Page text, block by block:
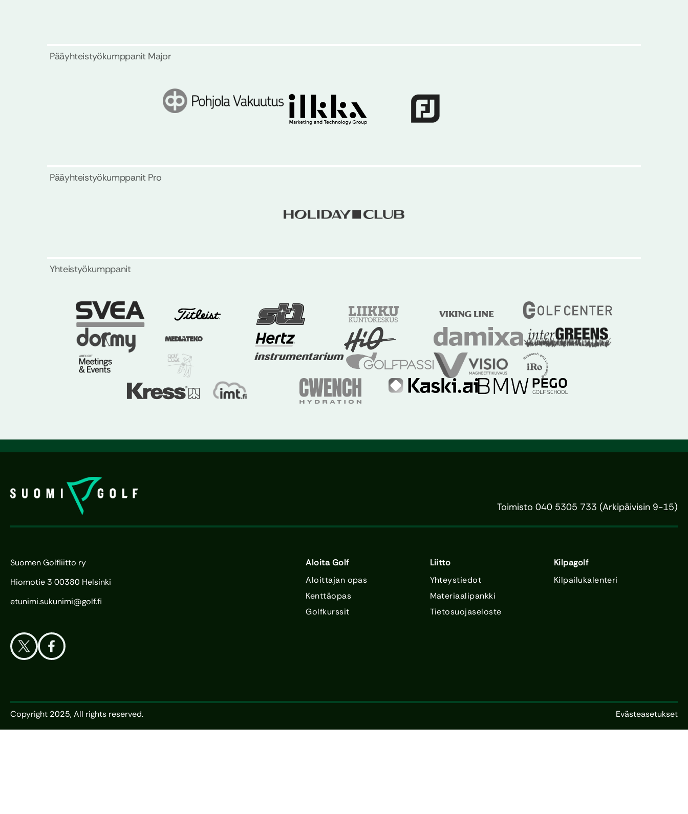
Pääyhteistyökumppanit Major
Pääyhteistyökumppanit Pro
Yhteistyökumppanit
Toimisto 040 5305 733 (Arkipäivisin 9-15)
Suomen Golfliitto ry
Hiomotie 3 00380 Helsinki
etunimi.sukunimi@golf.fi
Aloita Golf
Aloittajan opas
Kenttäopas
Golfkurssit
Liitto
Yhteystiedot
Materiaalipankki
Tietosuojaseloste
Kilpagolf
Kilpailukalenteri
Copyright 2025, All rights reserved. Evästeasetukset